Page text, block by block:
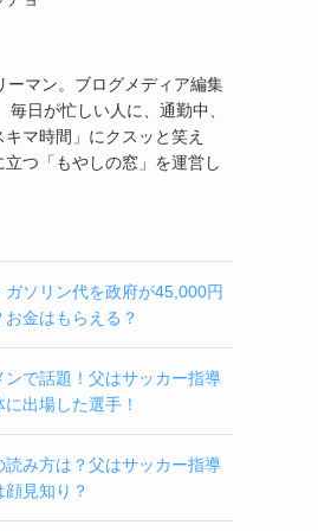
ーマン。ブログメディア編集
毎日が忙しい人に、通勤中、
マ時間」にクスッと笑え
つ「もやしの窓」を運営し
ガソリン代を政府が45,000円
金はもらえる？
ンで話題！父はサッカー指導
出場した選手！
読み方は？父はサッカー指導
見知り？